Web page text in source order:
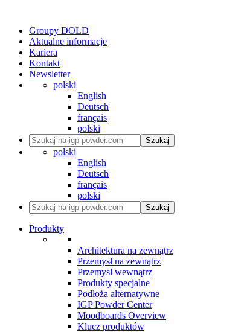
Groupy DOLD
Aktualne informacje
Kariera
Kontakt
Newsletter
polski
English
Deutsch
français
polski
Szukaj
polski
English
Deutsch
français
polski
Szukaj
Produkty
Architektura na zewnątrz
Przemysł na zewnątrz
Przemysł wewnątrz
Produkty specjalne
Podłoża alternatywne
IGP Powder Center
Moodboards Overview
Klucz produktów